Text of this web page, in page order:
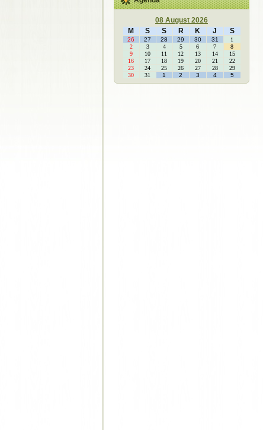
08 August 2026
M
S S R K J S
26 27 28 29 30 31
1
2
3 4 5 6 7
8
9
10 11 12 13 14
15
16
17 18 19 20 21
22
23
24 25 26 27 28
29
30
31 1 2 3 4 5